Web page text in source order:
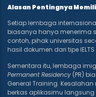
Alasan Pentingnya
Setiap lembaga
biasanya hanya menerima
contoh, pihak universitas
hasil dokumen dari tipe
Sementara itu, lembaga
Permanent Residency (PR)
General Training.
berkas aplikasimu